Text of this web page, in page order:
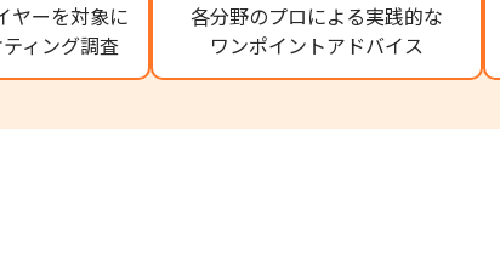
ヤーを対象に
ィング調査
各分野のプロによる実践的な
ワンポイントアドバイス